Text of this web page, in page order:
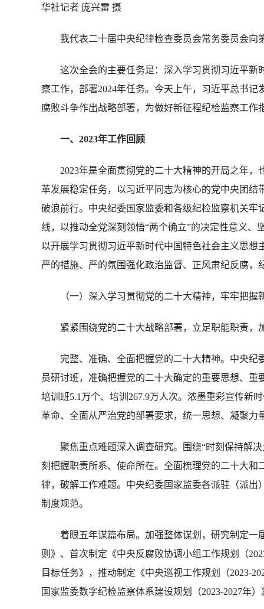
华社记者 庞兴雷 摄
我代表二十届中央纪律检查委员会常务委员会向
这次全会的主要任务是：深入学习贯彻习近平新
察工作，部署2024年任务。今天上午，习近平总书
腐败斗争作出战略部署，为做好新征程纪检监察工
一、2023年工作回顾
2023年是全面贯彻党的二十大精神的开局之年，
革发展稳定任务，以习近平同志为核心的党中央团
破浪前行。中央纪委国家监委和各级纪检监察机关
线，以推动全党深刻领悟“两个确立”的决定性意义
以开展学习贯彻习近平新时代中国特色社会主义思
严的措施、严的氛围强化政治监督、正风肃纪反腐
（一）深入学习贯彻党的二十大精神，牢牢把握
紧紧围绕党的二十大战略部署，立足职能职责，
完整、准确、全面把握党的二十大精神。中央纪
员研讨班，准确把握党的二十大确定的重要思想、
培训班5.1万个、培训267.9万人次。浓墨重彩宣传新
革命、全面从严治党的部署要求，统一思想、凝聚力
聚焦重点难题深入调查研究。围绕“时刻保持解决
刻把握职责所系、使命所在。全面梳理党的二十大
律，破解工作难题。中央纪委国家监委各派驻（派
制度规范。
着眼五年谋篇布局。加强整体谋划，研究制定一
则》、首次制定《中央反腐败协调小组工作规划（
目标任务》，推动制定《中央巡视工作规划（2023-
国家监委数字纪检监察体系建设规划（2023-2027年